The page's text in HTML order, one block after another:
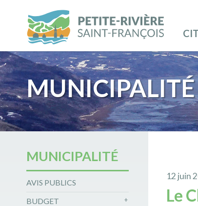
MUNICIPALITÉ
MUNICIPALITÉ
AVIS PUBLICS
BUDGET
12 juin
Le